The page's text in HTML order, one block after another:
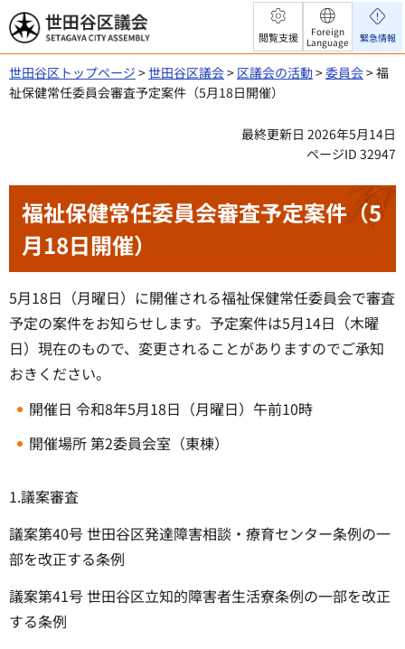
世田谷区議会
閲覧支援
Foreign
Language
緊急情報
世田谷区トップページ >世田谷区議会> 区議会の活動>委員会> 福
祉保健常任委員会審査予定案件（5月18日開催）
最終更新日 2026年5月14日
ページID 32947
福祉保健常任委員会審査予定案件（5
月18日開催）
5月18日（月曜日）に開催される福祉保健常任委員会で審査
予定の案件をお知らせします。予定案件は5月14日（木曜
日）現在のもので、変更されることがありますのでご承知
おきください。
開催日 令和8年5月18日（月曜日）午前10時
開催場所 第2委員会室（東棟）
1.議案審査
議案第40号 世田谷区発達障害相談・療育センター条例の一
部を改正する条例
議案第41号 世田谷区立知的障害者生活寮条例の一部を改正
する条例